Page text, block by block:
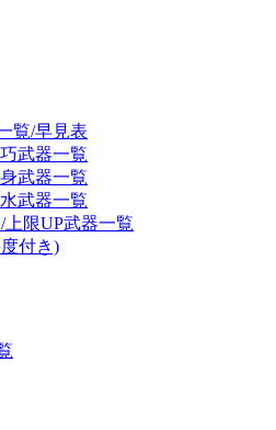
覧/早見表
武器一覧
武器一覧
武器一覧
上限UP武器一覧
付き)